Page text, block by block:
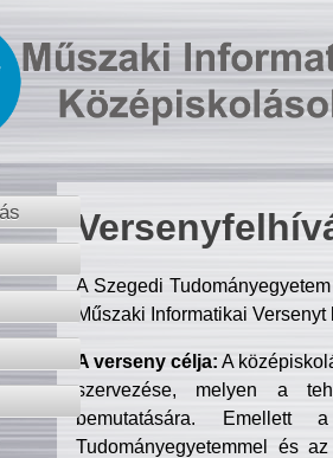
A Szegedi
Műszaki Informatikai
A verseny célja: A
szervezése, melyen a
bemutatására. Emellett
Tudományegyetemmel és